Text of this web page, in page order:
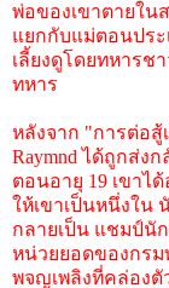
พ่อของเขาตายใน
แยกกับแม่ตอนประ
เลี้ยงดูโดยทหารช
ทหาร
หลังจาก "การต่อสู้
Raymnd ได้ถูกส่ง
ตอนอายุ 19 เขาไ
ให้เขาเป็นหนึ่งใน
กลายเป็น แชมป์นั
หน่วยยอดของกร
พจญเพลิงที่คล่องตั